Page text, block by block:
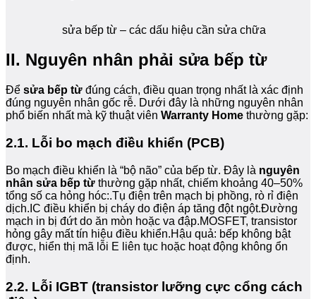
sửa bếp từ – các dấu hiệu cần sửa chữa
II. Nguyên nhân phải sửa bếp từ
Để sửa bếp từ đúng cách, điều quan trọng nhất là xác định
đúng nguyên nhân gốc rễ. Dưới đây là những nguyên nhân
phổ biến nhất mà kỹ thuật viên Warranty Home thường gặp:
2.1. Lỗi bo mạch điều khiển (PCB)
Bo mạch điều khiển là “bộ não” của bếp từ. Đây là nguyên
nhân sửa bếp từ thường gặp nhất, chiếm khoảng 40–50%
tổng số ca hỏng hóc:.Tụ điện trên mạch bị phồng, rò rỉ điện
dịch.IC điều khiển bị cháy do điện áp tăng đột ngột.Đường
mạch in bị đứt do ăn mòn hoặc va đập.MOSFET, transistor
hỏng gây mất tín hiệu điều khiển.Hậu quả: bếp không bật
được, hiển thị mã lỗi E liên tục hoặc hoạt động không ổn
định.
2.2. Lỗi IGBT (transistor lưỡng cực cổng cách